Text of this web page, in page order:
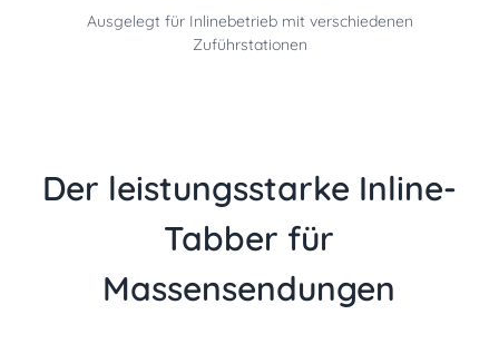
Ausgelegt für Inlinebetrieb mit verschiedenen
Zuführstationen
Der leistungsstarke Inline-
Tabber für
Massensendungen